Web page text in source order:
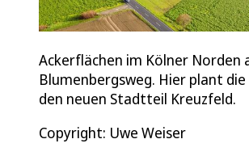
Ackerflächen im Kölner Norden
Blumenbergsweg. Hier plant
den neuen Stadtteil Kreuzfeld.
Copyright: Uwe Weiser